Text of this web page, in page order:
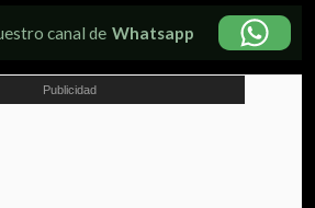
canal de Whatsapp